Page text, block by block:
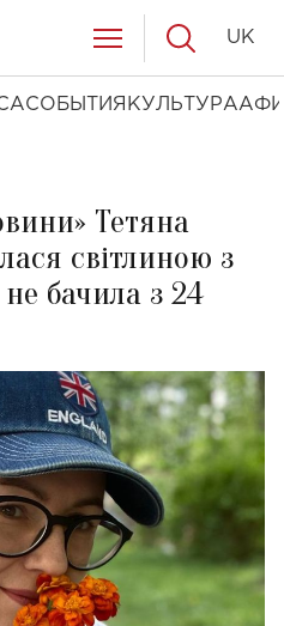
СОБЫТИЯ КУЛЬТУРА
UK
Тетяна
світлиною з
бачила з 24